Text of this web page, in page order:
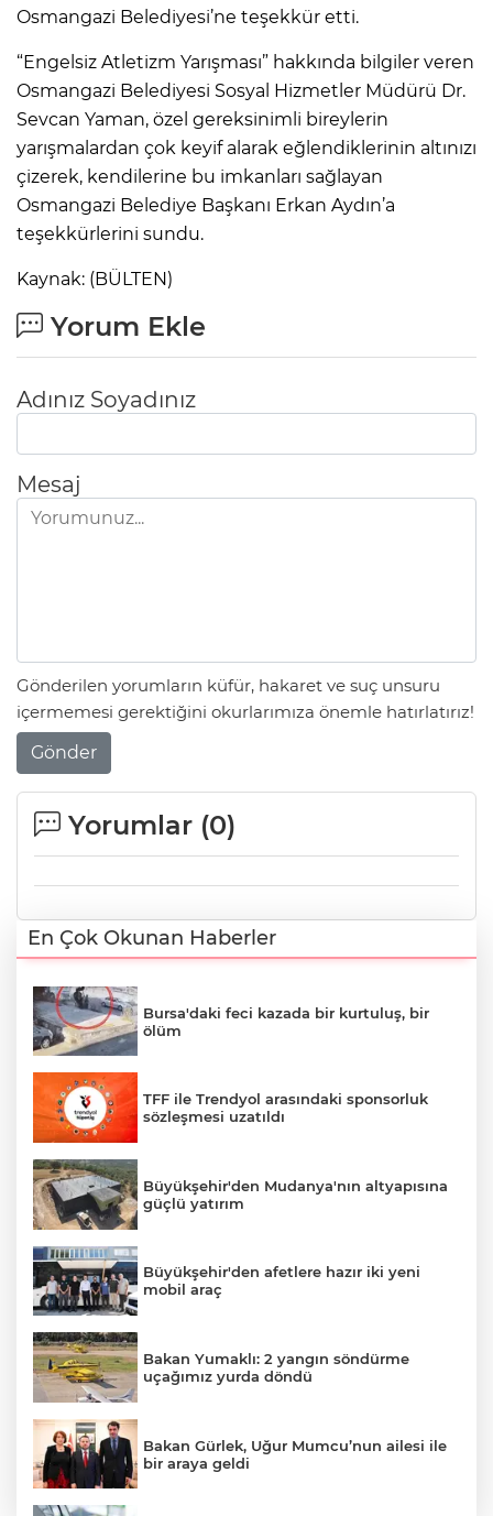
Osmangazi Belediyesi’ne teşekkür etti.
“Engelsiz Atletizm Yarışması” hakkında bilgiler veren
Osmangazi Belediyesi Sosyal Hizmetler Müdürü Dr.
Sevcan Yaman, özel gereksinimli bireylerin
yarışmalardan çok keyif alarak eğlendiklerinin altınızı
çizerek, kendilerine bu imkanları sağlayan
Osmangazi Belediye Başkanı Erkan Aydın’a
teşekkürlerini sundu.
Kaynak: (BÜLTEN)
Yorum Ekle
Adınız Soyadınız
Mesaj
Gönderilen yorumların küfür, hakaret ve suç unsuru
içermemesi gerektiğini okurlarımıza önemle hatırlatırız!
Gönder
Yorumlar (0)
En Çok Okunan Haberler
Bursa'daki feci kazada bir kurtuluş, bir
ölüm
TFF ile Trendyol arasındaki sponsorluk
sözleşmesi uzatıldı
Büyükşehir'den Mudanya'nın altyapısına
güçlü yatırım
Büyükşehir'den afetlere hazır iki yeni
mobil araç
Bakan Yumaklı: 2 yangın söndürme
uçağımız yurda döndü
Bakan Gürlek, Uğur Mumcu’nun ailesi ile
bir araya geldi